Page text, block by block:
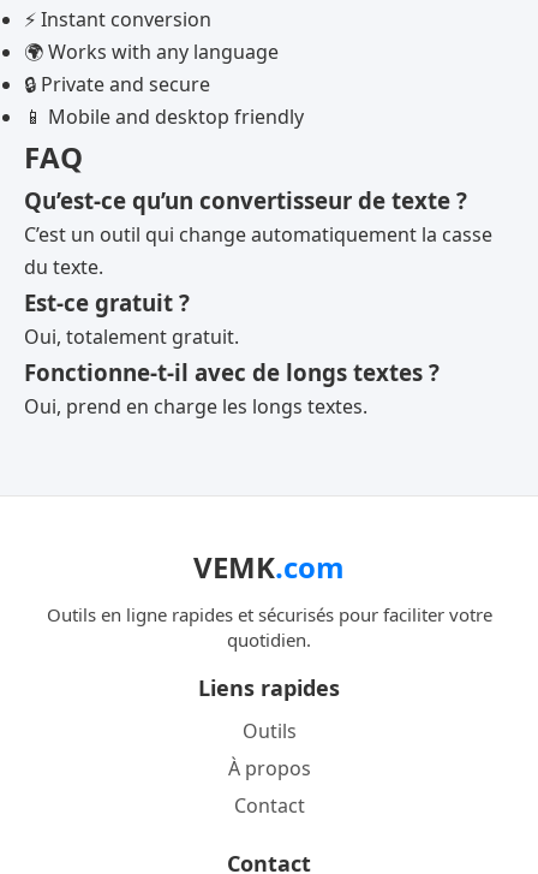
⚡ Instant conversion
🌍 Works with any language
🔒 Private and secure
📱 Mobile and desktop friendly
FAQ
Qu’est-ce qu’un convertisseur de texte ?
C’est un outil qui change automatiquement la casse
du texte.
Est-ce gratuit ?
Oui, totalement gratuit.
Fonctionne-t-il avec de longs textes ?
Oui, prend en charge les longs textes.
VEMK.com
Outils en ligne rapides et sécurisés pour faciliter votre
quotidien.
Liens rapides
Outils
À propos
Contact
Contact